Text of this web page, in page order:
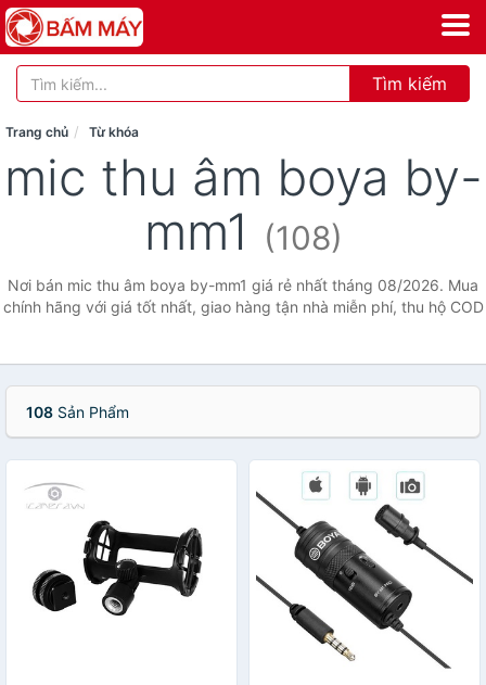
Tìm kiếm
Trang chủ Từ khóa
mic thu âm boya by-
mm1
(108)
Nơi bán mic thu âm boya by-mm1 giá rẻ nhất tháng 08/2026. Mua
chính hãng với giá tốt nhất, giao hàng tận nhà miễn phí, thu hộ COD
108 Sản Phẩm